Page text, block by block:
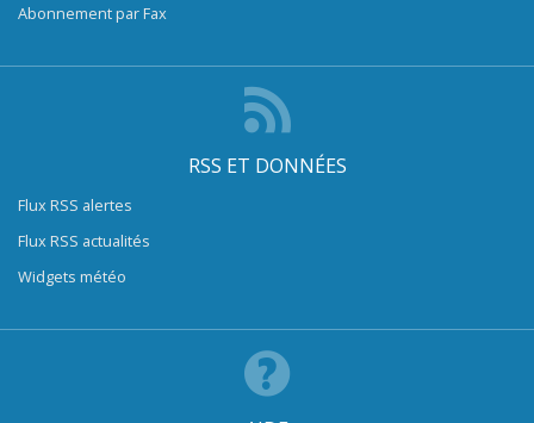
Abonnement par Fax
RSS ET DONNÉES
Flux RSS alertes
Flux RSS actualités
Widgets météo